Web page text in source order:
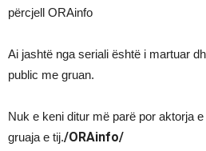
përcjell ORAinfo
Ai jashtë nga seriali është i martuar
public me gruan.
Nuk e keni ditur më parë por aktorja
gruaja e tij./ORAinfo/